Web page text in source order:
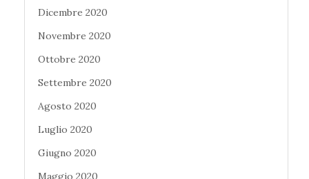
Dicembre 2020
Novembre 2020
Ottobre 2020
Settembre 2020
Agosto 2020
Luglio 2020
Giugno 2020
Maggio 2020